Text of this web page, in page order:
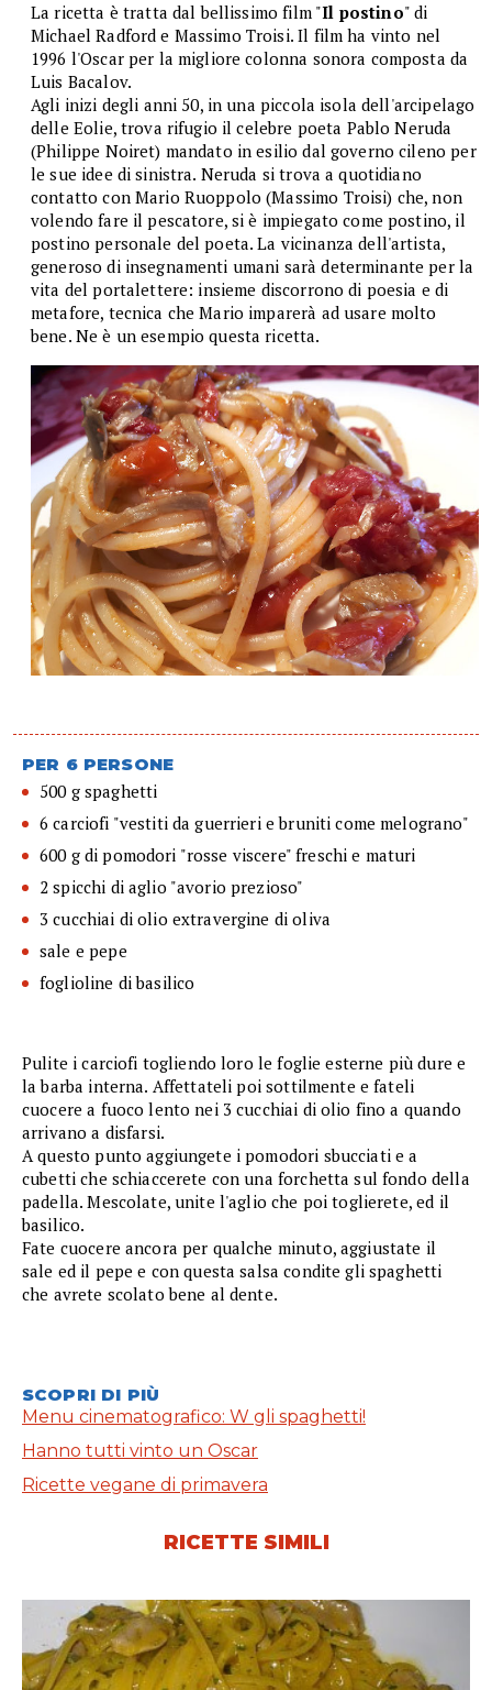
La ricetta è tratta dal bellissimo film "Il postino" di
Michael Radford e Massimo Troisi. Il film ha vinto nel
1996 l'Oscar per la migliore colonna sonora composta da
Luis Bacalov.
Agli inizi degli anni 50, in una piccola isola dell'arcipelago
delle Eolie, trova rifugio il celebre poeta Pablo Neruda
(Philippe Noiret) mandato in esilio dal governo cileno per
le sue idee di sinistra. Neruda si trova a quotidiano
contatto con Mario Ruoppolo (Massimo Troisi) che, non
volendo fare il pescatore, si è impiegato come postino, il
postino personale del poeta. La vicinanza dell'artista,
generoso di insegnamenti umani sarà determinante per la
vita del portalettere: insieme discorrono di poesia e di
metafore, tecnica che Mario imparerà ad usare molto
bene. Ne è un esempio questa ricetta.
PER 6 PERSONE
500 g spaghetti
6 carciofi "vestiti da guerrieri e bruniti come melograno"
600 g di pomodori "rosse viscere" freschi e maturi
2 spicchi di aglio "avorio prezioso"
3 cucchiai di olio extravergine di oliva
sale e pepe
foglioline di basilico
Pulite i carciofi togliendo loro le foglie esterne più dure e
la barba interna. Affettateli poi sottilmente e fateli
cuocere a fuoco lento nei 3 cucchiai di olio fino a quando
arrivano a disfarsi.
A questo punto aggiungete i pomodori sbucciati e a
cubetti che schiaccerete con una forchetta sul fondo della
padella. Mescolate, unite l'aglio che poi toglierete, ed il
basilico.
Fate cuocere ancora per qualche minuto, aggiustate il
sale ed il pepe e con questa salsa condite gli spaghetti
che avrete scolato bene al dente.
SCOPRI DI PIÙ
Menu cinematografico: W gli spaghetti!
Hanno tutti vinto un Oscar
Ricette vegane di primavera
RICETTE SIMILI